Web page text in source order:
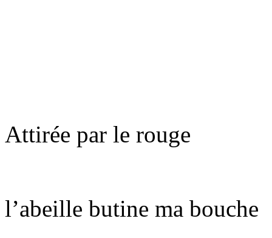
Attirée par le rouge
l’abeille butine ma bouche